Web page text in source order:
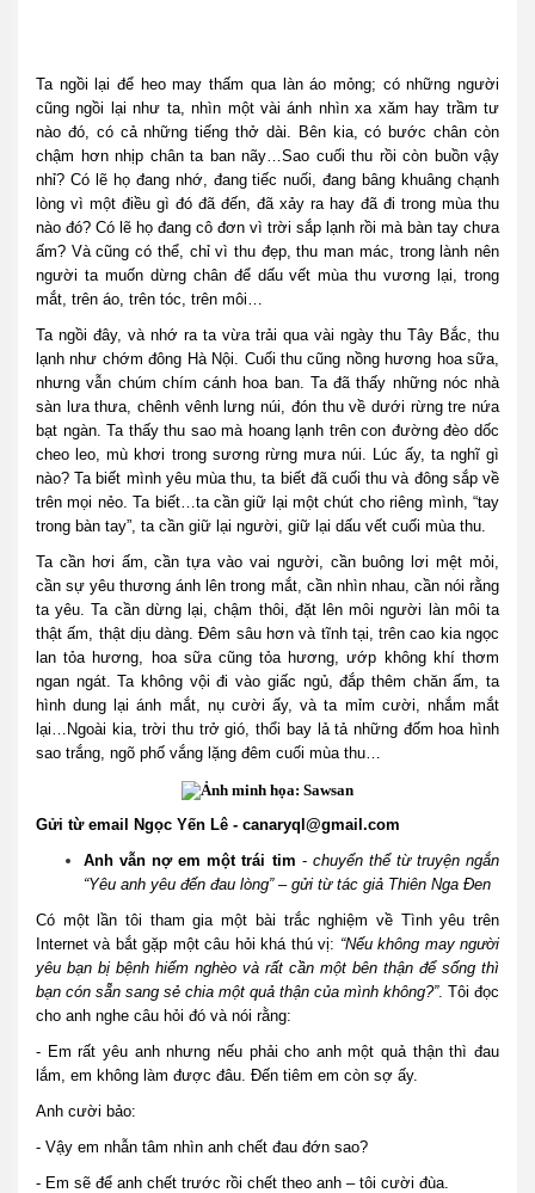
Ta ngồi lại để heo may thấm qua làn áo mỏng; có những người
cũng ngồi lại như ta, nhìn một vài ánh nhìn xa xăm hay trầm tư
nào đó, có cả những tiếng thở dài. Bên kia, có bước chân còn
chậm hơn nhịp chân ta ban nãy…Sao cuối thu rồi còn buồn vậy
nhỉ? Có lẽ họ đang nhớ, đang tiếc nuối, đang bâng khuâng chạnh
lòng vì một điều gì đó đã đến, đã xảy ra hay đã đi trong mùa thu
nào đó? Có lẽ họ đang cô đơn vì trời sắp lạnh rồi mà bàn tay chưa
ấm? Và cũng có thể, chỉ vì thu đẹp, thu man mác, trong lành nên
người ta muốn dừng chân để dấu vết mùa thu vương lại, trong
mắt, trên áo, trên tóc, trên môi…
Ta ngồi đây, và nhớ ra ta vừa trải qua vài ngày thu Tây Bắc, thu
lạnh như chớm đông Hà Nội. Cuối thu cũng nồng hương hoa sữa,
nhưng vẫn chúm chím cánh hoa ban. Ta đã thấy những nóc nhà
sàn lưa thưa, chênh vênh lưng núi, đón thu về dưới rừng tre nứa
bạt ngàn. Ta thấy thu sao mà hoang lạnh trên con đường đèo dốc
cheo leo, mù khơi trong sương rừng mưa núi. Lúc ấy, ta nghĩ gì
nào? Ta biết mình yêu mùa thu, ta biết đã cuối thu và đông sắp về
trên mọi nẻo. Ta biết…ta cần giữ lại một chút cho riêng mình, “tay
trong bàn tay”, ta cần giữ lại người, giữ lại dấu vết cuối mùa thu.
Ta cần hơi ấm, cần tựa vào vai người, cần buông lơi mệt mỏi,
cần sự yêu thương ánh lên trong mắt, cần nhìn nhau, cần nói rằng
ta yêu. Ta cần dừng lại, chậm thôi, đặt lên môi người làn môi ta
thật ấm, thật dịu dàng. Đêm sâu hơn và tĩnh tại, trên cao kia ngọc
lan tỏa hương, hoa sữa cũng tỏa hương, ướp không khí thơm
ngan ngát. Ta không vội đi vào giấc ngủ, đắp thêm chăn ấm, ta
hình dung lại ánh mắt, nụ cười ấy, và ta mỉm cười, nhắm mắt
lại…Ngoài kia, trời thu trở gió, thổi bay lả tả những đốm hoa hình
sao trắng, ngõ phố vắng lặng đêm cuối mùa thu…
Gửi từ email Ngọc Yến Lê - canaryql@gmail.com
Anh vẫn nợ em một trái tim - chuyển thể từ truyện ngắn
“Yêu anh yêu đến đau lòng” – gửi từ tác giả Thiên Nga Đen
Có một lần tôi tham gia một bài trắc nghiệm về Tình yêu trên
Internet và bắt gặp một câu hỏi khá thú vị: “Nếu không may người
yêu bạn bị bệnh hiểm nghèo và rất cần một bên thận để sống thì
bạn cón sẵn sang sẻ chia một quả thận của mình không?”. Tôi đọc
cho anh nghe câu hỏi đó và nói rằng:
- Em rất yêu anh nhưng nếu phải cho anh một quả thận thì đau
lắm, em không làm được đâu. Đến tiêm em còn sợ ấy.
Anh cười bảo:
- Vậy em nhẫn tâm nhìn anh chết đau đớn sao?
- Em sẽ để anh chết trước rồi chết theo anh – tôi cười đùa.